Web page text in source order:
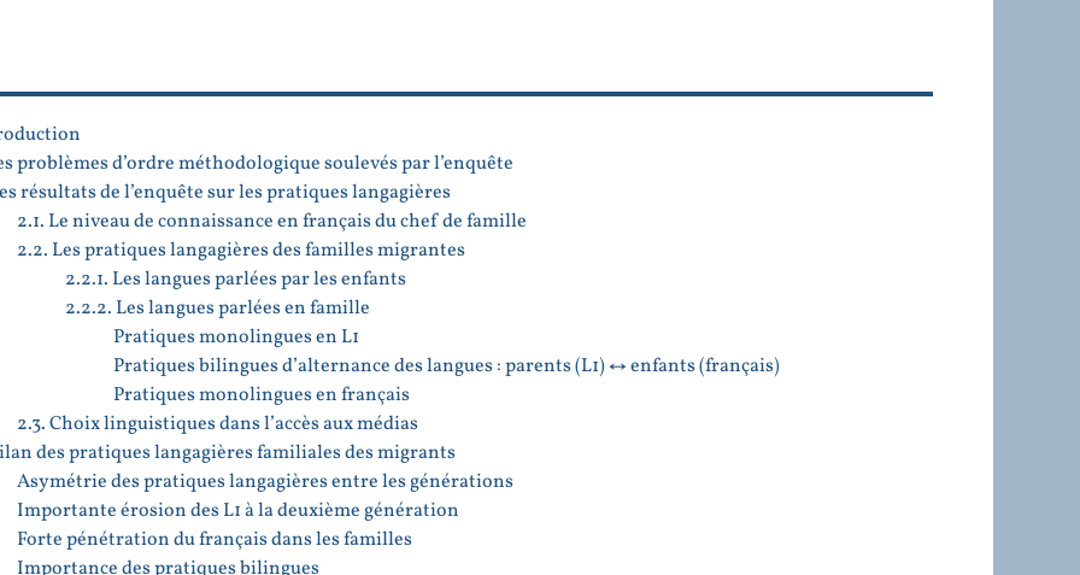
problèmes d’ordre méthodologique soulevés par l’enquête
résultats de l’enquête sur les pratiques langagières
2.1. Le niveau de connaissance en français du chef de famille
2.2. Les pratiques langagières des familles migrantes
2.2.1. Les langues parlées par les enfants
2.2.2. Les langues parlées en famille
Pratiques monolingues en L1
Pratiques bilingues d’alternance des langues : parents (L1) ↔ enfants (français)
Pratiques monolingues en français
2.3. Choix linguistiques dans l’accès aux médias
des pratiques langagières familiales des migrants
Asymétrie des pratiques langagières entre les générations
Importante érosion des L1 à la deuxième génération
Forte pénétration du français dans les familles
Importance des pratiques bilingues